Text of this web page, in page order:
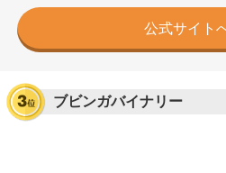
公式サイト
ブビンガバイナリー